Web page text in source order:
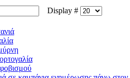
Display #